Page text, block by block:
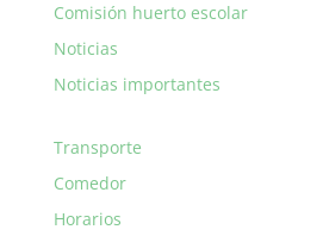
Comisión huerto escolar
Noticias
Noticias importantes
Transporte
Comedor
Horarios